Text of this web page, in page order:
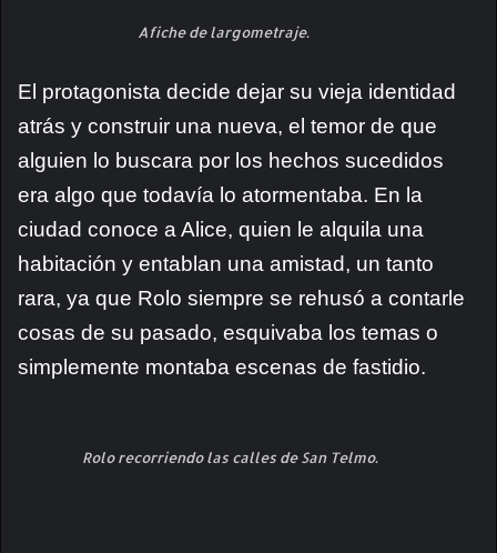
Afiche de largometraje.
El protagonista decide dejar su vieja identidad
atrás y construir una nueva, el temor de que
alguien lo buscara por los hechos sucedidos
era algo que todavía lo atormentaba. En la
ciudad conoce a Alice, quien le alquila una
habitación y entablan una amistad, un tanto
rara, ya que Rolo siempre se rehusó a contarle
cosas de su pasado, esquivaba los temas o
simplemente montaba escenas de fastidio.
Rolo recorriendo las calles de San Telmo.